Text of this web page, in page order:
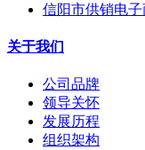
信阳市供销电
关于我们
公司品牌
领导关怀
发展历程
组织架构